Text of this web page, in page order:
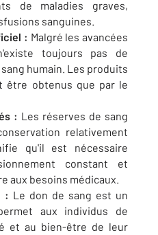
de maladies graves,
sanguines.
: Malgré les avancées
toujours pas de
humain. Les produits
être obtenus que par le
: Les réserves de sang
relativement
qu'il est nécessaire
constant et
aux besoins médicaux.
: Le don de sang est un
aux individus de
et au bien-être de leur